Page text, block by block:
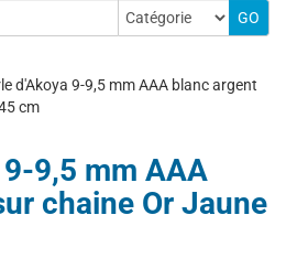
d'Akoya 9-9,5 mm AAA blanc argent
cm
9,5 mm AAA
chaine Or Jaune